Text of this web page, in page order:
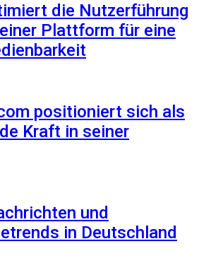
die Nutzerführung
Plattform für eine
positioniert sich als
Kraft in seiner
und
in Deutschland